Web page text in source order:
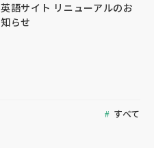
英語サイト リニューアルのお
知らせ
すべて